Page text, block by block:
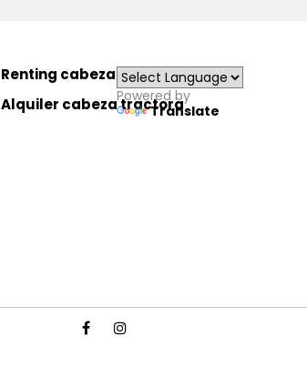
Powered by
Translate
Renting cabeza tractora
Alquiler cabeza tractora